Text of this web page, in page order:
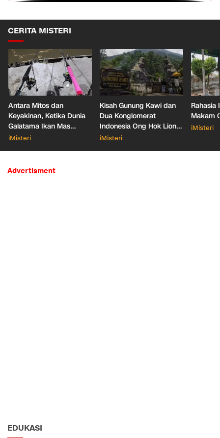
CERITA MISTERI
Antara Mitos dan
Keyakinan, Ketika Dunia
Galatama Ikan Mas
Bersentuhan dengan Hal
iMisteri
Kisah Gunung Kawi dan
Dua Konglomerat
Indonesia Ong Hok Liong
hingga Liem Sioe Liong
iMisteri
Rahasia
Makam
iMisteri
Advertisment
EDUKASI